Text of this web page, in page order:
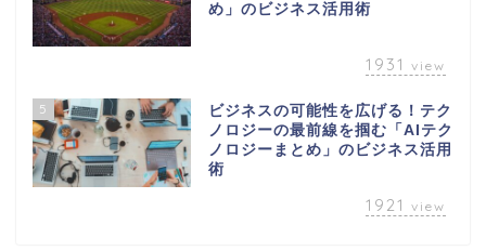
め」のビジネス活用術
1931 view
5
ビジネスの可能性を広げる！テク
ノロジーの最前線を掴む「AIテク
ノロジーまとめ」のビジネス活用
術
1921 view